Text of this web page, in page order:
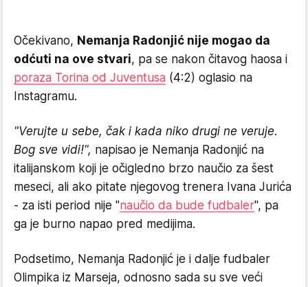
Očekivano, Nemanja Radonjić nije mogao da
odćuti na ove stvari, pa se nakon čitavog haosa i
poraza Torina od Juventusa (4:2) oglasio na
Instagramu.
"Verujte u sebe, čak i kada niko drugi ne veruje.
Bog sve vidi!", napisao je Nemanja Radonjić na
italijanskom koji je očigledno brzo naučio za šest
meseci, ali ako pitate njegovog trenera Ivana Jurića
- za isti period nije "naučio da bude fudbaler", pa
ga je burno napao pred medijima.
Podsetimo, Nemanja Radonjić je i dalje fudbaler
Olimpika iz Marseja, odnosno sada su sve veći